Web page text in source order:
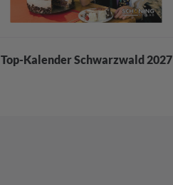
Top-Kalender Schwarzwald 2027